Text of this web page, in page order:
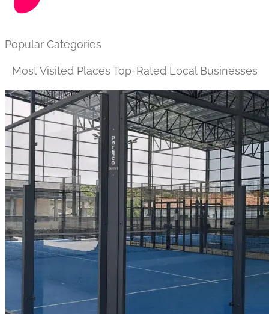
Popular Categories
Most Visited Places Top-Rated Local Businesses